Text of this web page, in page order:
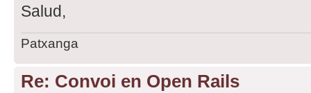
Salud,
Patxanga
Re: Convoi en Open Rails